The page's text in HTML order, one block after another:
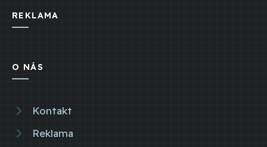
REKLAMA
O NÁS
Kontakt
Reklama